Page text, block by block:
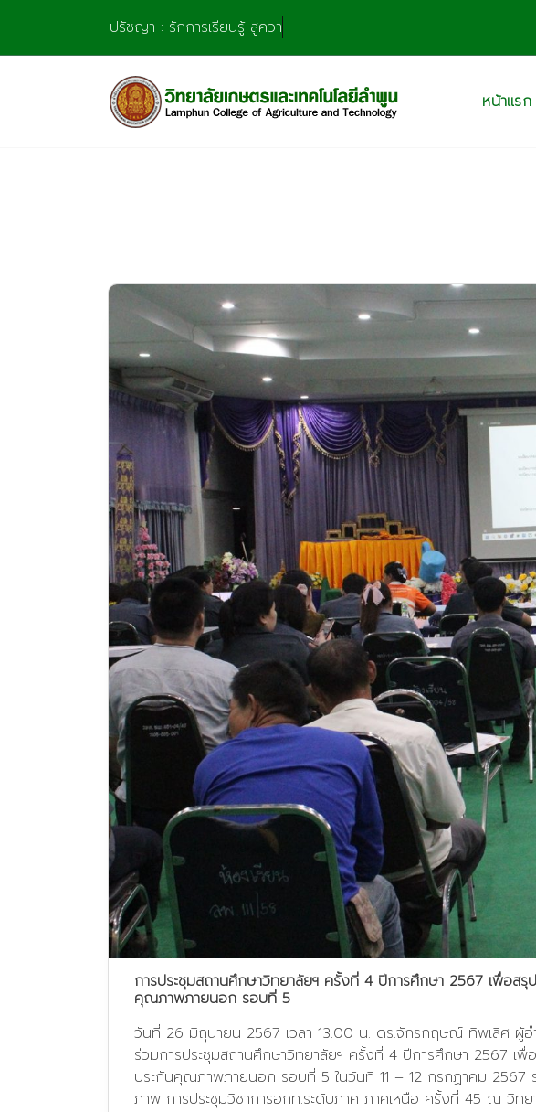
content
ปรัชญา : รักการเรียนรู้ สู่ความชำนาญ มุ่งการสร้า
หน้าแรก
การประชุมสถานศึกษาวิทยาลัยฯ ครั้งที่ 4 ปีการศึกษา 2567 เพื่อสรุ
คุณภาพภายนอก รอบที่ 5
วันที่ 26 มิถุนายน 2567 เวลา 13.00 น. ดร.จักรกฤษณ์ ทิพเลิศ ผู้อำ
ร่วมการประชุมสถานศึกษาวิทยาลัยฯ ครั้งที่ 4 ปีการศึกษา 2567 เพื่
ประกันคุณภาพภายนอก รอบที่ 5 ในวันที่ 11 – 12 กรกฏาคม 2567
ภาพ การประชุมวิชาการอกท.ระดับภาค ภาคเหนือ ครั้งที่ 45 ณ วิทย